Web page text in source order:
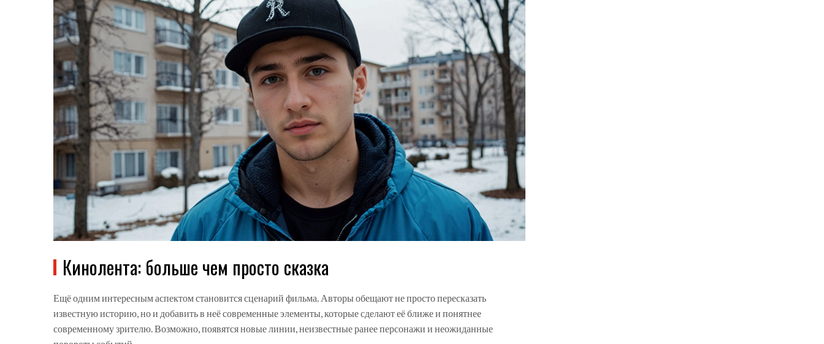
Кинолента: больше чем просто сказка
Ещё одним интересным аспектом становится сценарий фильма. Авторы обещают не просто пересказать
известную историю, но и добавить в неё современные элементы, которые сделают её ближе и понятнее
современному зрителю. Возможно, появятся новые линии, неизвестные ранее персонажи и неожиданные